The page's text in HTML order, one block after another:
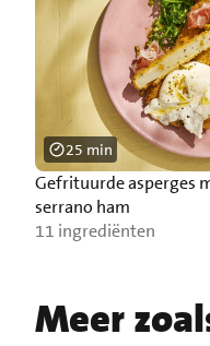
Gefrituurde asperges
serrano ham
11 ingrediënten
25 min
Meer